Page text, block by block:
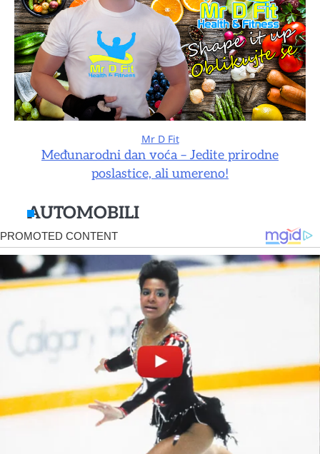
Mr D Fit
Međunarodni dan voća – Jedite prirodne
poslastice, ali umereno!
AUTOMOBILI